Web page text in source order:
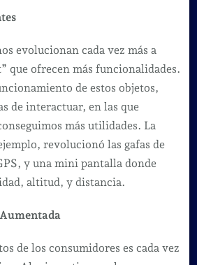
evolucionan cada vez más a
que ofrecen más funcionalidades.
de estos objetos,
de interactuar, en las que
más utilidades. La
revolucionó las gafas de
y una mini pantalla donde
altitud, y distancia.
de los consumidores es cada vez